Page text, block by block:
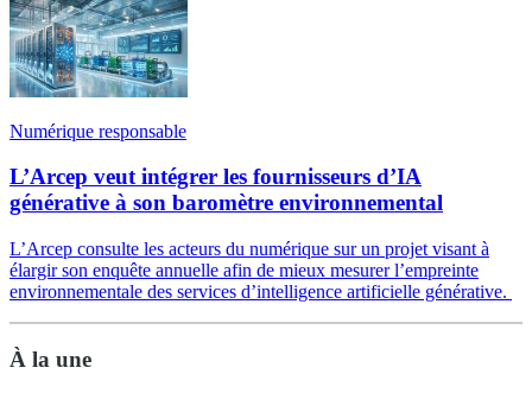
Numérique responsable
L’Arcep veut intégrer les fournisseurs d’IA
générative à son baromètre environnemental
L’Arcep consulte les acteurs du numérique sur un projet visant à
élargir son enquête annuelle afin de mieux mesurer l’empreinte
environnementale des services d’intelligence artificielle générative.
À la une